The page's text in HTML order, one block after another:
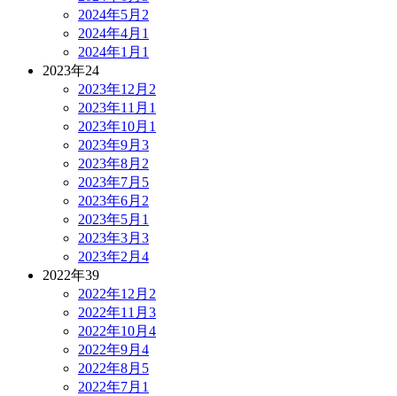
2024年5月 2
2024年4月 1
2024年1月 1
2023年24
2023年12月 2
2023年11月 1
2023年10月 1
2023年9月 3
2023年8月 2
2023年7月 5
2023年6月 2
2023年5月 1
2023年3月 3
2023年2月 4
2022年39
2022年12月 2
2022年11月 3
2022年10月 4
2022年9月 4
2022年8月 5
2022年7月 1